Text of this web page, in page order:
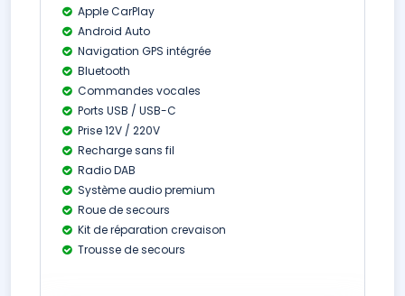
Apple CarPlay
Android Auto
Navigation GPS intégrée
Bluetooth
Commandes vocales
Ports USB / USB-C
Prise 12V / 220V
Recharge sans fil
Radio DAB
Système audio premium
Roue de secours
Kit de réparation crevaison
Trousse de secours